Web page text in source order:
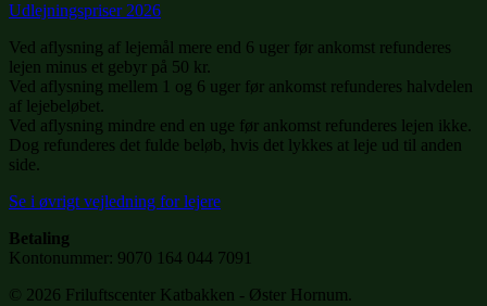
Udlejningspriser 2026
Ved aflysning af lejemål mere end 6 uger før ankomst refunderes
lejen minus et gebyr på 50 kr.
Ved aflysning mellem 1 og 6 uger før ankomst refunderes halvdelen
af lejebeløbet.
Ved aflysning mindre end en uge før ankomst refunderes lejen ikke.
Dog refunderes det fulde beløb, hvis det lykkes at leje ud til anden
side.
Se i øvrigt vejledning for lejere
Betaling
Kontonummer: 9070 164 044 7091
© 2026 Friluftscenter Katbakken - Øster Hornum.